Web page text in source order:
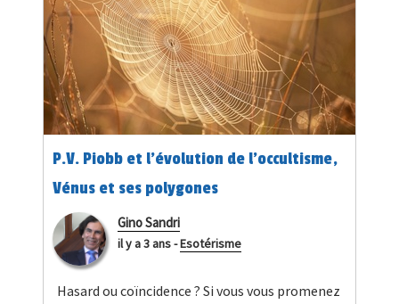
P.V. Piobb et l'évolution de l'occultisme,
Vénus et ses polygones
Gino Sandri
il y a 3 ans-Esotérisme
Hasard ou coïncidence ? Si vous vous promenez